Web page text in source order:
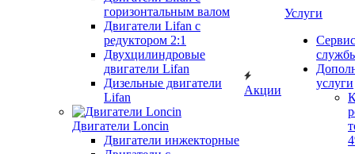
горизонтальным валом
Двигатели Lifan с
редуктором 2:1
Двухцилиндровые
двигатели Lifan
Дизельные двигатели
Lifan
Двигатели Loncin
Двигатели инжекторные
Акции
Услуги
услуги